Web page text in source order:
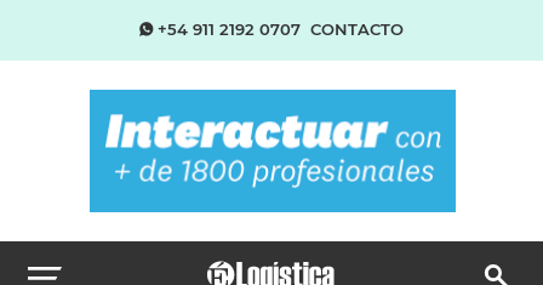
+54 911 2192 0707 CONTACTO